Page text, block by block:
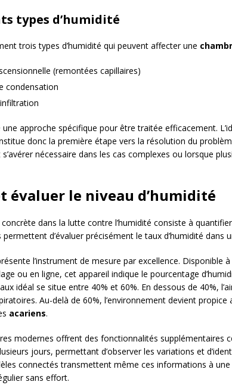
types d’humidité
trois types d’humidité qui peuvent affecter une
(remontées capillaires)
condensation
une approche spécifique pour être traitée efficacement.
donc la première étape vers la résolution du
nécessaire dans les cas complexes ou lorsque
évaluer le niveau d’humidité
dans la lutte contre l’humidité consiste à
d’évaluer précisément le taux d’humidité dans
l’instrument de mesure par excellence. Disponible
ou en ligne, cet appareil indique le pourcentage
idéal se situe entre 40% et 60%. En dessous de 40%,
Au-delà de 60%, l’environnement devient propice
acariens.
modernes offrent des fonctionnalités supplémentaires
jours, permettant d’observer les variations et
connectés transmettent même ces informations à
sans effort.